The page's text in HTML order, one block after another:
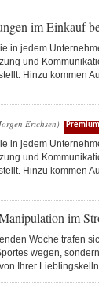
im Einkauf
in jedem
und
Hinzu kommen
Erichsen) Premium
in jedem
und
Hinzu kommen
im
Woche trafen
wegen,
Ihrer